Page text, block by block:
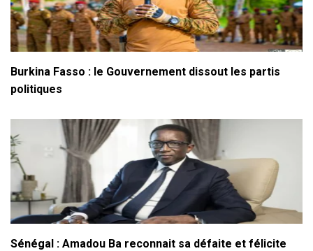
Burkina Fasso : le Gouvernement dissout les partis
politiques
Sénégal : Amadou Ba reconnait sa défaite et félicite